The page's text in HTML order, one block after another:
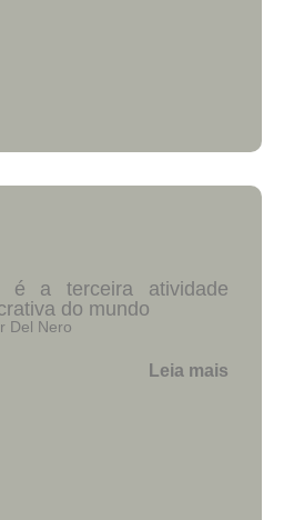
é a terceira atividade
do mundo
Del Nero
Leia mais